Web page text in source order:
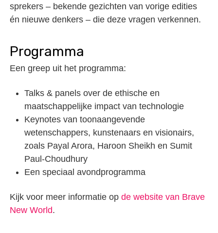
sprekers – bekende gezichten van vorige edities
én nieuwe denkers – die deze vragen verkennen.
Programma
Een greep uit het programma:
Talks & panels over de ethische en
maatschappelijke impact van technologie
Keynotes van toonaangevende
wetenschappers, kunstenaars en visionairs,
zoals Payal Arora, Haroon Sheikh en Sumit
Paul-Choudhury
Een speciaal avondprogramma
Kijk voor meer informatie op de website van Brave
New World.